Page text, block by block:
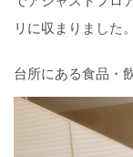
リに収まりました。
台所にある食品・